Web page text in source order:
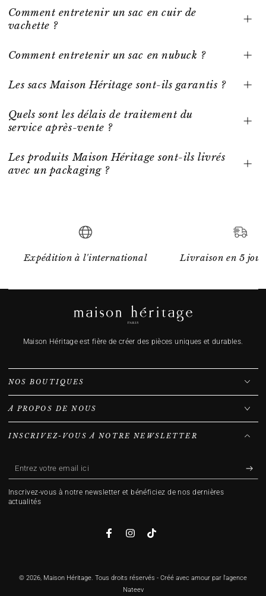
Comment entretenir un sac en cuir de
vachette ?
Comment entretenir un sac en nubuck ?
Les sacs Maison Héritage sont-ils garantis ?
Quels sont les délais de traitement du
service après-vente ?
Les produits Maison Héritage sont-ils livrés
avec un packaging ?
Expédition à l'international Livraison en 5
Maison Héritage est fière de créer des pièces uniques et durables.
NOS BOUTIQUES
À PROPOS DE NOUS
INSCRIVEZ-VOUS À NOTRE NEWSLETTER
Entrez
votre
email
Inscrivez-vous à notre newsletter et bénéficiez de nos dernières
actualités
FacebookInstagramTikTok
© 2026, Maison Héritage. Tous droits réservés - Créé avec amour par l'agence
Nateev